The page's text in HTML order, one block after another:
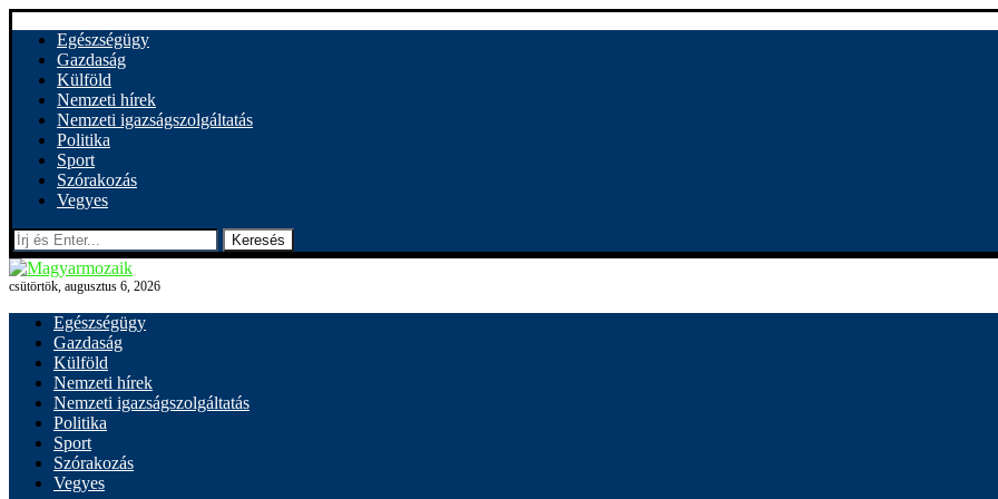
Egészségügy
Gazdaság
Külföld
Nemzeti hírek
Nemzeti igazságszolgáltatás
Politika
Sport
Szórakozás
Vegyes
Keresés
csütörtök, augusztus 6, 2026
Egészségügy
Gazdaság
Külföld
Nemzeti hírek
Nemzeti igazságszolgáltatás
Politika
Sport
Szórakozás
Vegyes